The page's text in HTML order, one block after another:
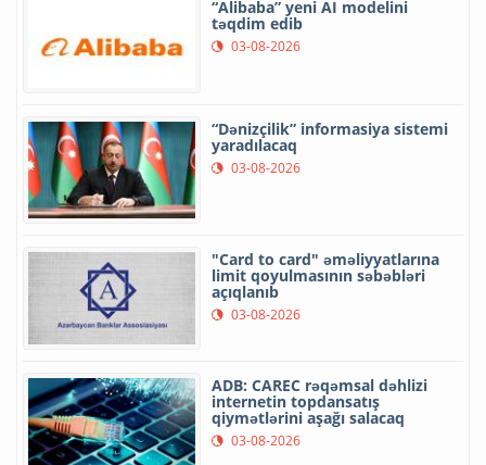
“Alibaba” yeni AI modelini
təqdim edib
03-08-2026
“Dənizçilik” informasiya sistemi
yaradılacaq
03-08-2026
"Card to card" əməliyyatlarına
limit qoyulmasının səbəbləri
açıqlanıb
03-08-2026
ADB: CAREC rəqəmsal dəhlizi
internetin topdansatış
qiymətlərini aşağı salacaq
03-08-2026